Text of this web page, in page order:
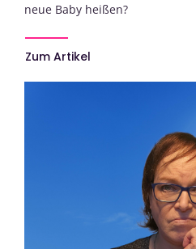
neue Baby heißen?
Zum Artikel